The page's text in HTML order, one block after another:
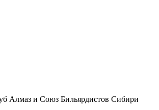
Алмаз и Союз Бильярдистов Сибири